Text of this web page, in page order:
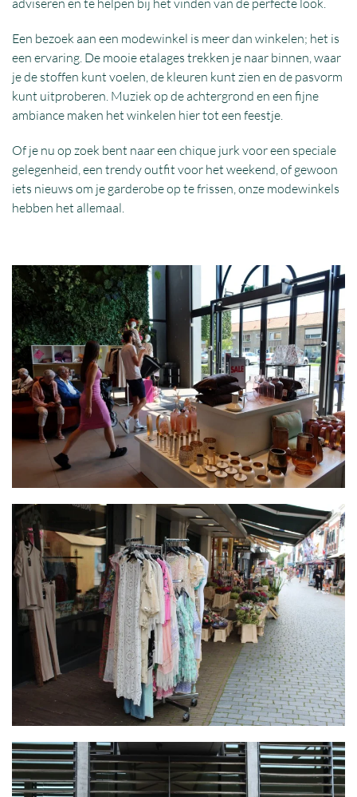
adviseren en te helpen bij het vinden van de perfecte look.
Een bezoek aan een modewinkel is meer dan winkelen; het is
een ervaring. De mooie etalages trekken je naar binnen, waar
je de stoffen kunt voelen, de kleuren kunt zien en de pasvorm
kunt uitproberen. Muziek op de achtergrond en een fijne
ambiance maken het winkelen hier tot een feestje.
Of je nu op zoek bent naar een chique jurk voor een speciale
gelegenheid, een trendy outfit voor het weekend, of gewoon
iets nieuws om je garderobe op te frissen, onze modewinkels
hebben het allemaal.